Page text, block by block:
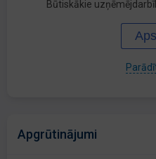
Būtiskākie
Apgrūtinājumi